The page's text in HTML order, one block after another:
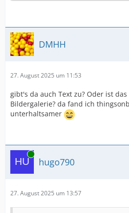
DMHH
27. August 2025 um 11:53
gibt's da auch Text zu? Oder ist
Bildergalerie? da fand ich
unterhaltsamer
Online
hugo790
27. August 2025 um 13:57